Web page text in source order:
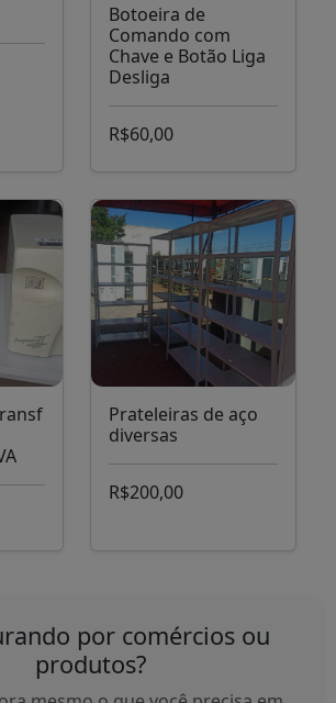
Botoeira de
Comando com
Chave e Botão Liga
Desliga
R$60,00
Prateleiras de aço
diversas
R$200,00
por comércios ou
produtos?